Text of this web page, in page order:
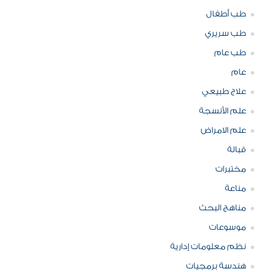
طب أطفال
طب سريري
طب عام
عام
علاج طبيعي
علم الأنسجة
علم الامراض
قبالة
مختبرات
مناعة
مناهج البحث
موسوعات
نظم معلومات إدارية
هندسة برمجيات